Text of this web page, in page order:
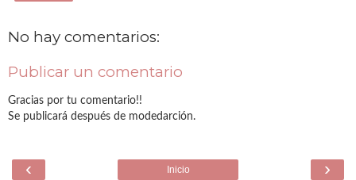
No hay comentarios:
Publicar un comentario
Gracias por tu comentario!!
Se publicará después de modedarción.
‹ ›
Inicio